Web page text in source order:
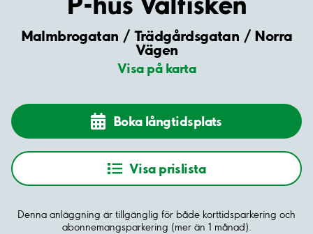
Malmbrogatan / Trädgårdsgatan / Norra
Vägen
Visa på karta
Boka långtidsplats
Visa prislista
Denna anläggning är tillgänglig för både korttidsparkering och
abonnemangsparkering (mer än 1 månad).